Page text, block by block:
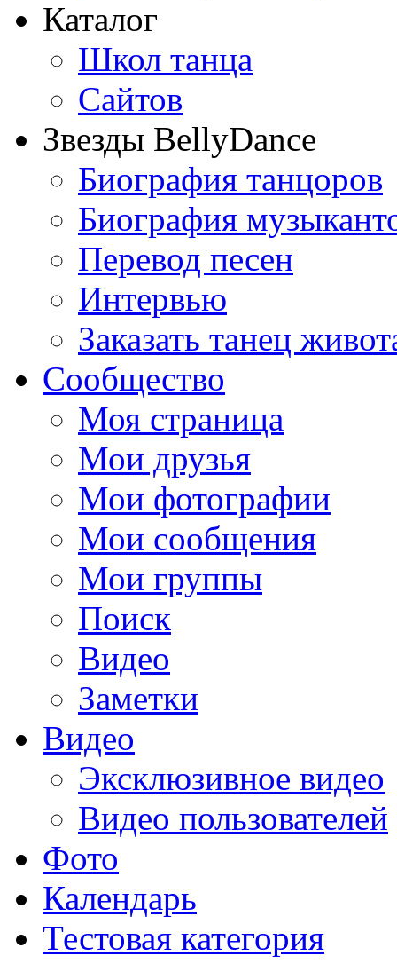
Каталог
Школ танца
Сайтов
Звезды BellyDance
Биография танцоров
Биография
Перевод песен
Интервью
Заказать танец
Сообщество
Моя страница
Мои друзья
Мои фотографии
Мои сообщения
Мои группы
Поиск
Видео
Заметки
Видео
Эксклюзивное видео
Видео пользователей
Фото
Календарь
Тестовая категория